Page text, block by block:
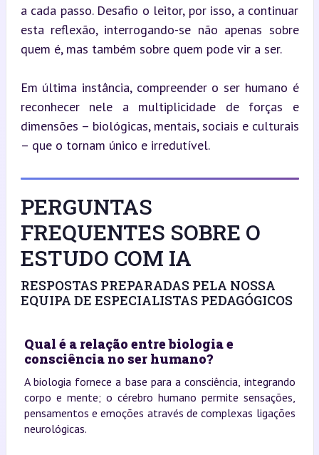
a cada passo. Desafio o leitor, por isso, a continuar
esta reflexão, interrogando-se não apenas sobre
quem é, mas também sobre quem pode vir a ser.
Em última instância, compreender o ser humano é
reconhecer nele a multiplicidade de forças e
dimensões – biológicas, mentais, sociais e culturais
– que o tornam único e irredutível.
PERGUNTAS
FREQUENTES SOBRE O
ESTUDO COM IA
RESPOSTAS PREPARADAS PELA NOSSA
EQUIPA DE ESPECIALISTAS PEDAGÓGICOS
Qual é a relação entre biologia e
consciência no ser humano?
A biologia fornece a base para a consciência, integrando
corpo e mente; o cérebro humano permite sensações,
pensamentos e emoções através de complexas ligações
neurológicas.